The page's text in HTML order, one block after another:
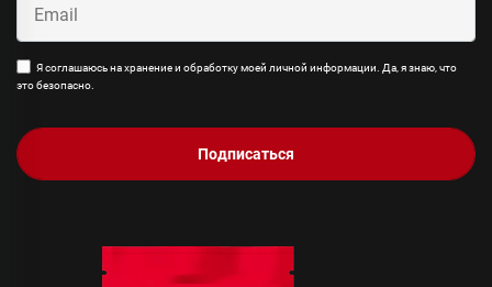
Я соглашаюсь на хранение и обработку моей личной информации. Да, я знаю, что
это безопасно.
Подписаться